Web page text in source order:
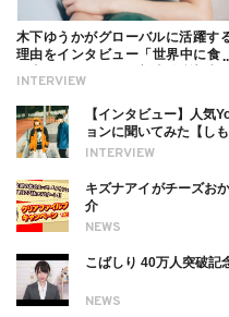
INTERVIEW
木下ゆうかがグローバルに活躍す
理由をインタビュー「世界中に食べ
ついても
INTERVIEW
【インタビュー】人気
ョンに聞いてみた【しも
NEWS
キズナアイがチーズお
介
NEWS
こばしり 40万人突破記